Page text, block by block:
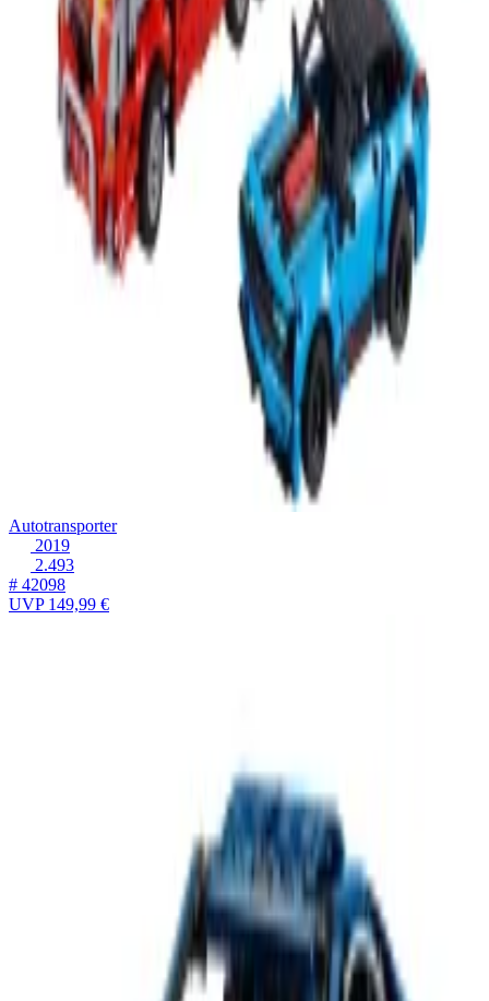
Autotransporter
2019
2.493
# 42098
UVP149,99 €